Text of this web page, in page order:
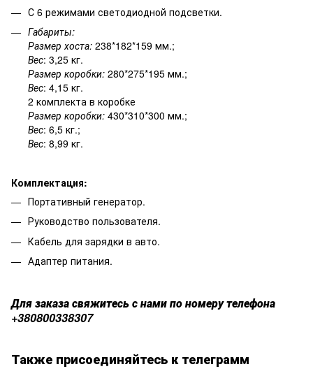
С 6 режимами светодиодной подсветки.
Габариты:
Размер хоста: 238*182*159 мм.;
Вес: 3,25 кг.
Размер коробки: 280*275*195 мм.;
Вес: 4,15 кг.
2 комплекта в коробке
Размер коробки: 430*310*300 мм.;
Вес: 6,5 кг.;
Вес: 8,99 кг.
Комплектация:
Портативный генератор.
Руководство пользователя.
Кабель для зарядки в авто.
Адаптер питания.
Для заказа свяжитесь с нами по номеру телефона
+380800338307
Также присоединяйтесь к телеграмм